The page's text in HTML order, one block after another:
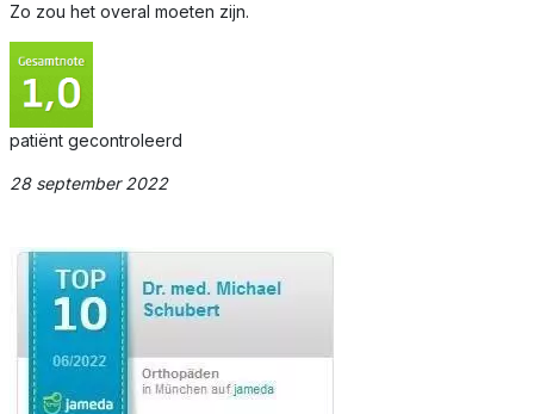
Zo zou het overal moeten zijn.
patiënt gecontroleerd
28 september 2022